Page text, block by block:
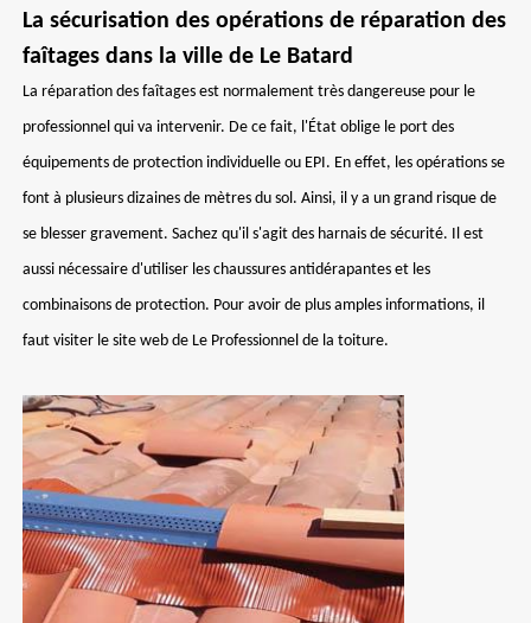
La sécurisation des opérations de réparation des
faîtages dans la ville de Le Batard
La réparation des faîtages est normalement très dangereuse pour le
professionnel qui va intervenir. De ce fait, l'État oblige le port des
équipements de protection individuelle ou EPI. En effet, les opérations se
font à plusieurs dizaines de mètres du sol. Ainsi, il y a un grand risque de
se blesser gravement. Sachez qu'il s'agit des harnais de sécurité. Il est
aussi nécessaire d'utiliser les chaussures antidérapantes et les
combinaisons de protection. Pour avoir de plus amples informations, il
faut visiter le site web de Le Professionnel de la toiture.